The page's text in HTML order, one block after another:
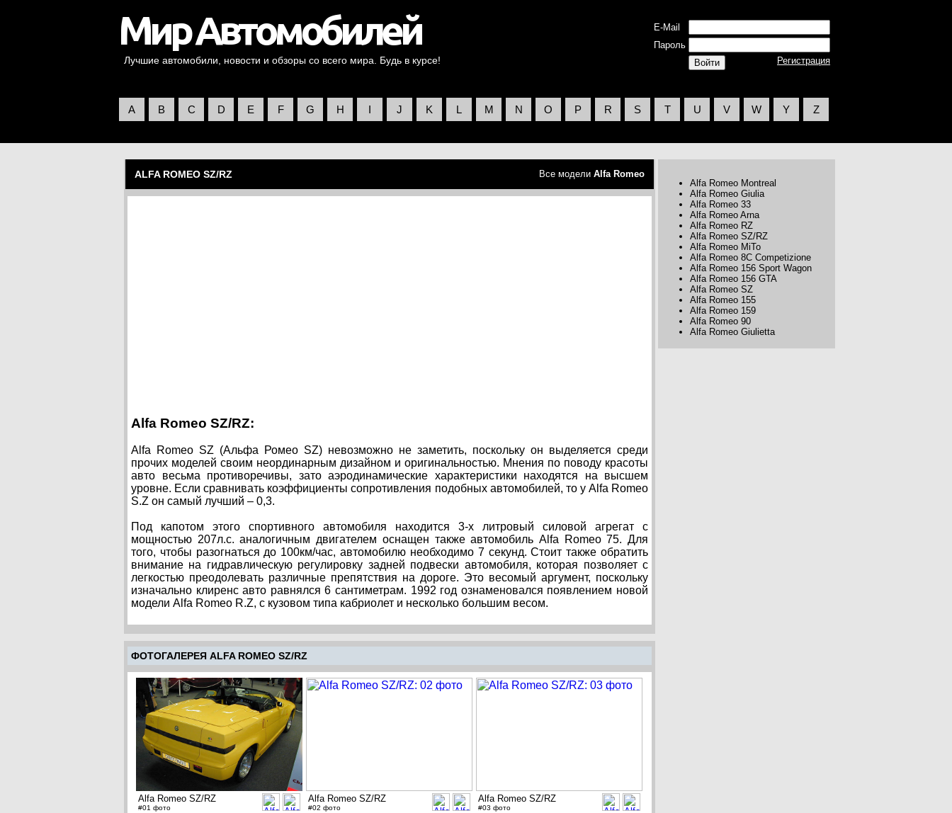
Лучшие автомобили, новости и обзоры со всего мира. Будь в курсе!
E-Mail
Пароль
Регистрация
A B C D E F G H I J K L M N O P R S T U V W Y Z
ALFA ROMEO SZ/RZ Все модели Alfa Romeo
Alfa Romeo SZ/RZ:
Alfa Romeo SZ (Альфа Ромео SZ) невозможно не заметить, поскольку он выделяется среди
прочих моделей своим неординарным дизайном и оригинальностью. Мнения по поводу красоты
авто весьма противоречивы, зато аэродинамические характеристики находятся на высшем
уровне. Если сравнивать коэффициенты сопротивления подобных автомобилей, то у Alfa Romeo
S.Z он самый лучший – 0,3.
Под капотом этого спортивного автомобиля находится 3-х литровый силовой агрегат с
мощностью 207л.с. аналогичным двигателем оснащен также автомобиль Alfa Romeo 75. Для
того, чтобы разогнаться до 100км/час, автомобилю необходимо 7 секунд. Стоит также обратить
внимание на гидравлическую регулировку задней подвески автомобиля, которая позволяет с
легкостью преодолевать различные препятствия на дороге. Это весомый аргумент, поскольку
изначально клиренс авто равнялся 6 сантиметрам. 1992 год ознаменовался появлением новой
модели Alfa Romeo R.Z, с кузовом типа кабриолет и несколько большим весом.
ФОТОГАЛЕРЕЯ ALFA ROMEO SZ/RZ
Alfa Romeo SZ/RZ
#01 фото
Alfa Romeo SZ/RZ
#02 фото
Alfa Romeo SZ/RZ
#03 фото
Alfa Romeo Montreal
Alfa Romeo Giulia
Alfa Romeo 33
Alfa Romeo Arna
Alfa Romeo RZ
Alfa Romeo SZ/RZ
Alfa Romeo MiTo
Alfa Romeo 8C Competizione
Alfa Romeo 156 Sport Wagon
Alfa Romeo 156 GTA
Alfa Romeo SZ
Alfa Romeo 155
Alfa Romeo 159
Alfa Romeo 90
Alfa Romeo Giulietta